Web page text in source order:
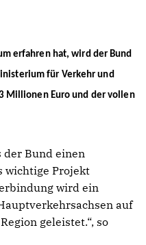
erfahren hat, wird der Bund
für Verkehr und
Millionen Euro und der vollen
Bund einen
wichtige Projekt
wird ein
auf
geleistet.“, so